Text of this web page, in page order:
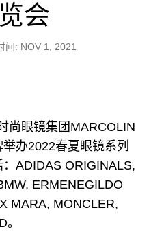
会
间: NOV 1, 2021
尚眼镜集团MARCOLIN
办2022春夏眼镜系列
ADIDAS ORIGINALS,
ERMENEGILDO
MARA, MONCLER,